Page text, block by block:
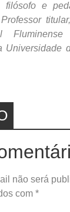
filósofo e
Universidade
não será
com *